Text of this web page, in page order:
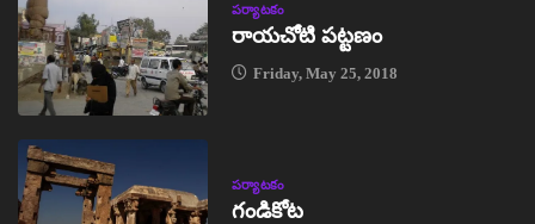
పర్యాటకం
రాయచోటి పట్టణం
Friday, May 25, 2018
పర్యాటకం
గండికోట